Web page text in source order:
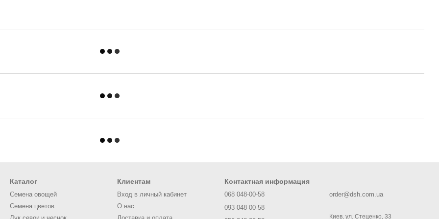
Каталог
Семена овощей
Семена цветов
Клиентам
Вход в личный кабинет
О нас
Контактная информация
068 048-00-58
093 048-00-58
order@dsh.com.ua
Киев, ул. Стеценко, 33